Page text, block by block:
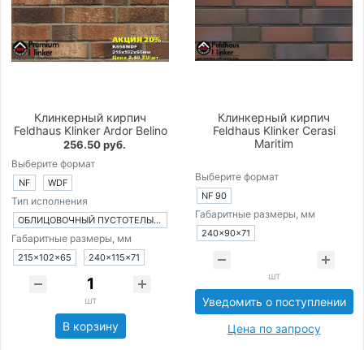
Клинкерный кирпич
Feldhaus Klinker Ardor Belino
256.50 руб.
Выберите формат
NF WDF
Тип исполнения
ОБЛИЦОВОЧНЫЙ ПУСТОТЕЛЫЙ КИРПИЧ
Габаритные размеры, мм
215×102×65 240×115×71
шт
В корзину
Клинкерный кирпич
Feldhaus Klinker Cerasi
Maritim
Выберите формат
NF 90
Габаритные размеры, мм
240×90×71
шт
Уведомить о поступлении
Цена по запросу